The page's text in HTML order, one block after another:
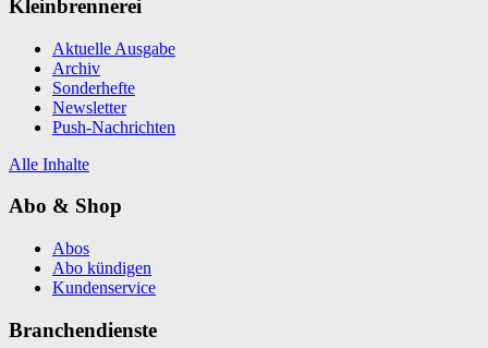
Kleinbrennerei
Aktuelle Ausgabe
Archiv
Sonderhefte
Newsletter
Push-Nachrichten
Alle Inhalte
Abo & Shop
Abos
Abo kündigen
Kundenservice
Branchendienste